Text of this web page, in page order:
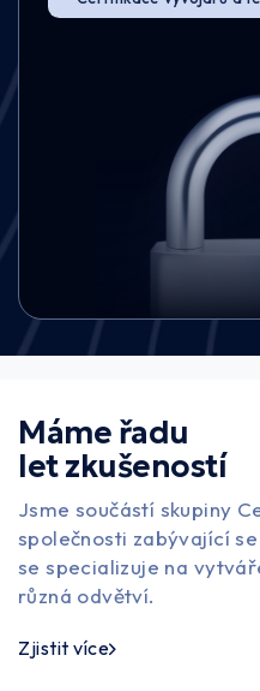
Máme řadu
let zkušeností
Jsme součástí skupiny
společnosti zabývající
se specializuje na
různá odvětví.
Zjistit více